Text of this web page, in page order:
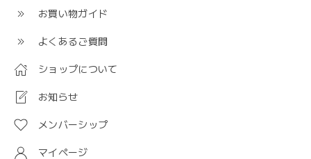
お買い物ガイド
よくあるご質問
ショップについて
お知らせ
メンバーシップ
マイページ